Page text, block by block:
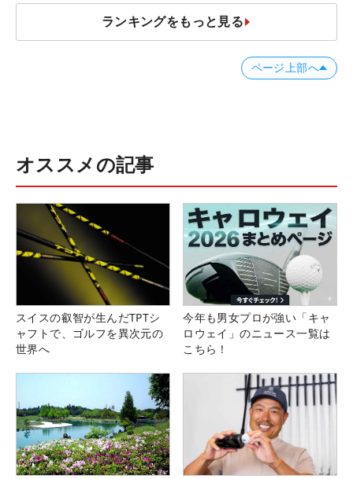
ランキングをもっと見る
ページ上部へ
オススメの記事
スイスの叡智が生んだTPTシ
ャフトで、ゴルフを異次元の
世界へ
今年も男女プロが強い「キャ
ロウェイ」のニュース一覧は
こちら！